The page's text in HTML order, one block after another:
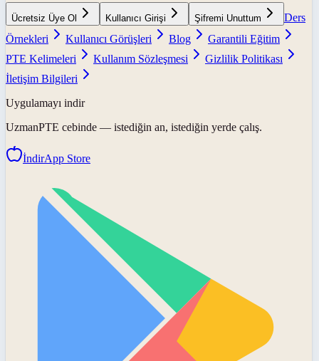
Ücretsiz Üye Ol Kullanıcı Girişi Şifremi Unuttum
Ders
Örnekleri
Kullanıcı Görüşleri Blog
Garantili Eğitim
PTE Kelimeleri
Kullanım Sözleşmesi
Gizlilik Politikası
İletişim Bilgileri
Uygulamayı indir
UzmanPTE cebinde — istediğin an, istediğin yerde çalış.
İndirApp Store